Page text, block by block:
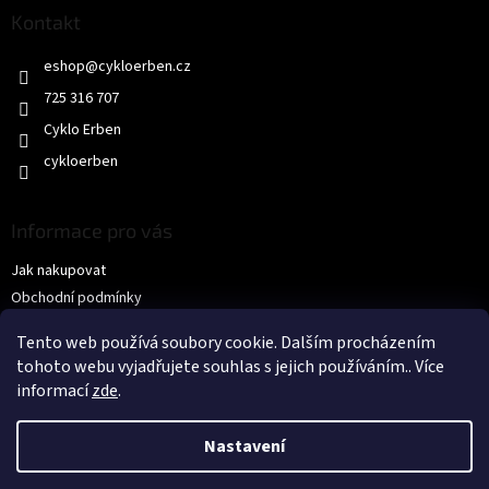
Tento web používá soubory cookie. Dalším procházením
tohoto webu vyjadřujete souhlas s jejich používáním.. Více
informacízde.
Nastavení
Kontakt
eshop@cykloerben.cz
725 316 707
Cyklo Erben
cykloerben
Informace pro vás
Jak nakupovat
Obchodní podmínky
KONTAKTY